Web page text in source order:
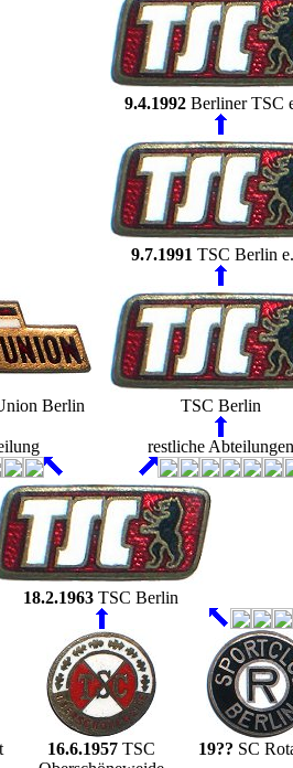
Berlin
9.4.1992 Berliner TSC
9.7.1991 TSC Berlin
TSC Berlin
restliche Abteilungen
18.2.1963 TSC Berlin
16.6.1957 TSC
19?? SC